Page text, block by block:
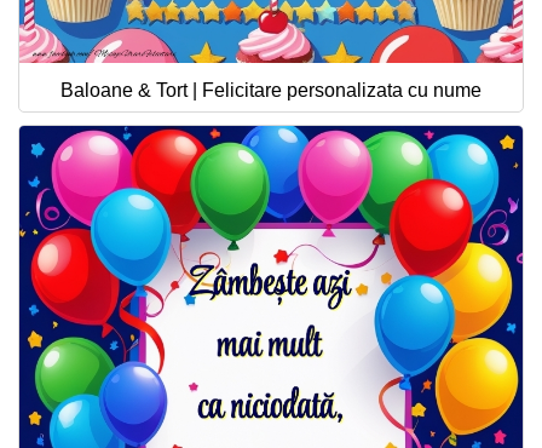
Baloane & Tort | Felicitare personalizata cu nume